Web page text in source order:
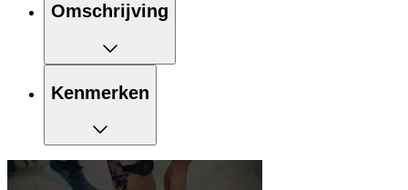
Omschrijving
Kenmerken